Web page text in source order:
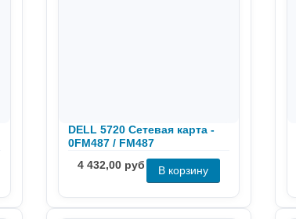
DELL 5720 Сетевая карта -
0FM487 / FM487
4 432,00 руб